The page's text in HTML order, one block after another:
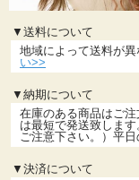
▼送料について
地域によって送料が異
い>>
▼納期について
在庫のある商品はご
は最短で発送致しま
ご注意下さい。）平日
▼決済について